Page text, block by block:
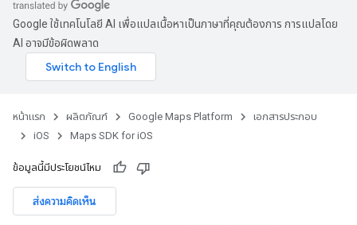
Google ใช้เทคโนโลยี AI เพื่อแปลเนื้อหาเป็นภาษาที่คุณต้องการ การแปลโดย
AI อาจมีข้อผิดพลาด
หน้าแรก ผลิตภัณฑ์ Google Maps Platform
เอกสารประกอบ
iOS
Maps SDK for iOS
ข้อมูลนี้มีประโยชน์ไหม
ส่งความคิดเห็น